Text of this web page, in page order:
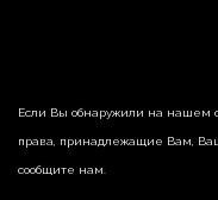
Если Вы обнаружили на нашем
права, принадлежащие Вам,
сообщите нам.